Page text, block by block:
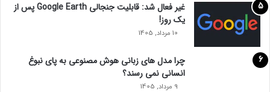
غیر فعال شد: قابلیت جنجالی Google Earth پس از
یک روز!
10 مرداد, 1405
چرا مدل‌ های زبانی هوش مصنوعی به پای نبوغ
انسانی نمی‌ رسند؟
9 مرداد, 1405